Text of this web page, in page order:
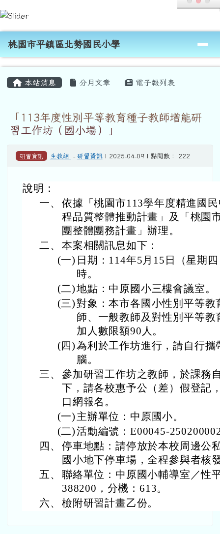
跳至主內容區
桃園市平鎮區北勢國民小學
導覽列
桃園市平鎮區北勢國民小學
本站消息 分月文章 電子報列表
「113年度性別平等教育種子教師增能研
習工作坊（國小場）」
研習資訊 生教組 - 研習資訊| 2025-04-09 | 點閱數： 222
說明：
一、 依據「桃園市113學年度精進國
程品質整體推動計畫」及「桃園
團整體團務計畫」辦理。
二、 本案相關訊息如下：
(一) 日期：114年5月15日（星期
時。
(二)地點：中原國小三樓會議室。
(三)對象：本市各國小性別平等
師、一般教師及對性別平等
加人數限額90人。
(四)為利於工作坊進行，請自行
腦。
三、 參加研習工作坊之教師，於課務
下，請各校惠予公（差）假登記
口網報名。
(一) 主辦單位：中原國小。
(二)活動編號：E00045-
四、 停車地點：請停放於本校周邊公
國小地下停車場，全程參與者核
五、 聯絡單位：中原國小輔導室／性
388200，分機：613。
六、 檢附研習計畫乙份。